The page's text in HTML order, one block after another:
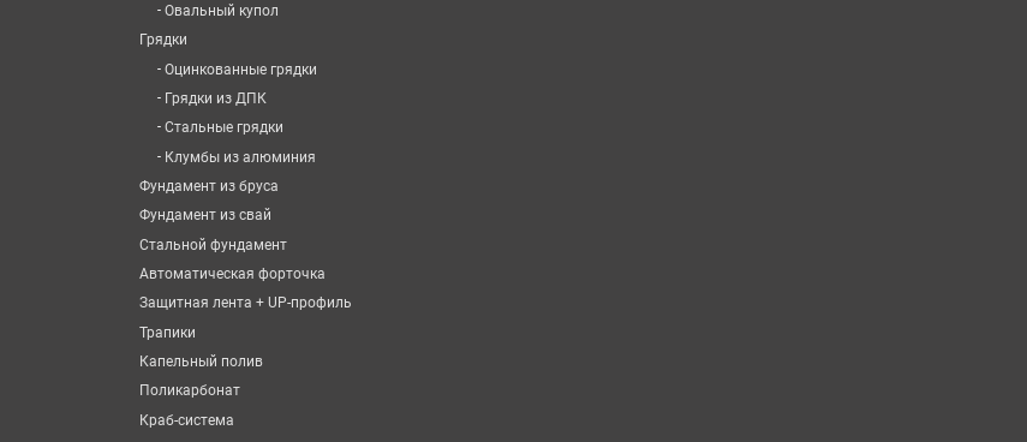
-Овальный купол
Грядки
-Оцинкованные грядки
- Грядки из ДПК
-Стальные грядки
- Клумбы из алюминия
Фундамент из бруса
Фундамент из свай
Стальной фундамент
Автоматическая форточка
Защитная лента + UP-профиль
Трапики
Капельный полив
Поликарбонат
Краб-система